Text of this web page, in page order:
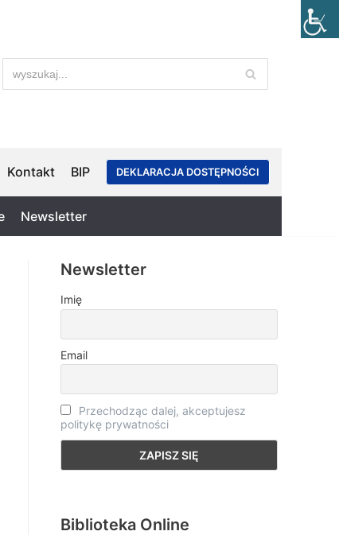
Kontakt BIP DEKLARACJA DOSTĘPNOŚCI
Newsletter
Newsletter
Imię
Email
Przechodząc dalej, akceptujesz
politykę prywatności
Biblioteka Online